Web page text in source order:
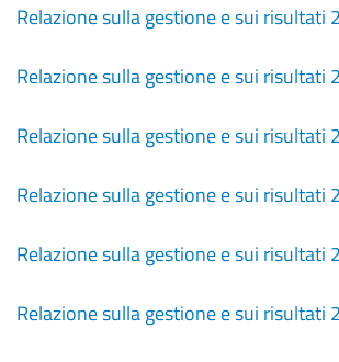
Relazione sulla gestione e sui risultati
Relazione sulla gestione e sui risultati
Relazione sulla gestione e sui risultati
Relazione sulla gestione e sui risultati
Relazione sulla gestione e sui risultati
Relazione sulla gestione e sui risultati